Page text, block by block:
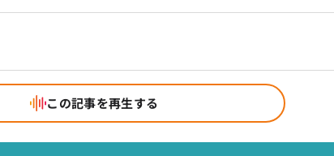
この記事を再生する